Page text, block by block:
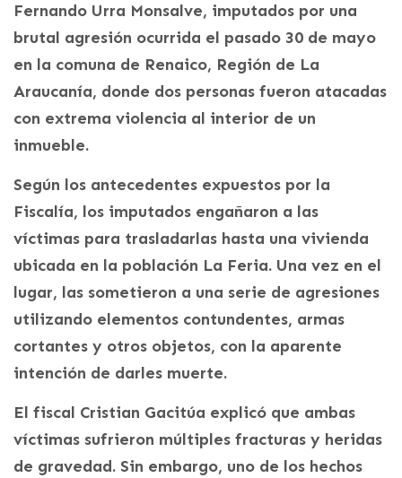
Fernando Urra Monsalve, imputados por una
brutal agresión ocurrida el pasado 30 de mayo
en la comuna de Renaico, Región de La
Araucanía, donde dos personas fueron atacadas
con extrema violencia al interior de un
inmueble.
Según los antecedentes expuestos por la
Fiscalía, los imputados engañaron a las
víctimas para trasladarlas hasta una vivienda
ubicada en la población La Feria. Una vez en el
lugar, las sometieron a una serie de agresiones
utilizando elementos contundentes, armas
cortantes y otros objetos, con la aparente
intención de darles muerte.
El fiscal Cristian Gacitúa explicó que ambas
víctimas sufrieron múltiples fracturas y heridas
de gravedad. Sin embargo, uno de los hechos